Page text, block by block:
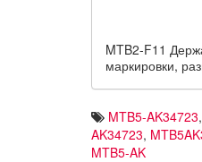
MTB2-F11
маркировки,
MTB5-AK34723,
AK34723,
MTB5-AK